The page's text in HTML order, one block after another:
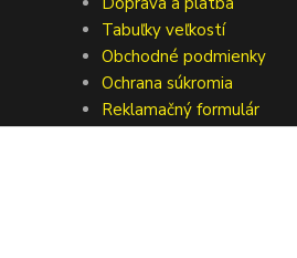
Tabuľky veľkostí
Obchodné podmienky
Ochrana súkromia
Reklamačný formulár